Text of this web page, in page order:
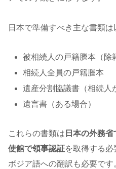
日本で準備すべき主な書類は
被相続人の戸籍謄本（除
相続人全員の戸籍謄本
遺産分割協議書（相続人
遺言書（ある場合）
これらの書類は 日本の外務
使館で領事認証を取得する
ボジア語への翻訳も必要です